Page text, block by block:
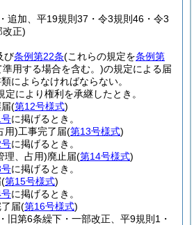
追加、平19規則37・令3規則46・令3
改正)
び条例第22条(これらの規定を条例第
用する場合を含む。)の規定による届
によらなければならない。
定により権利を承継したとき。
(第12号様式)
に掲げるとき。
用)工事完了届(第13号様式)
に掲げるとき。
理、占用)廃止届(第14号様式)
に掲げるとき。
(第15号様式)
に掲げるとき。
届(第16号様式)
旧第6条繰下・一部改正、平9規則1・